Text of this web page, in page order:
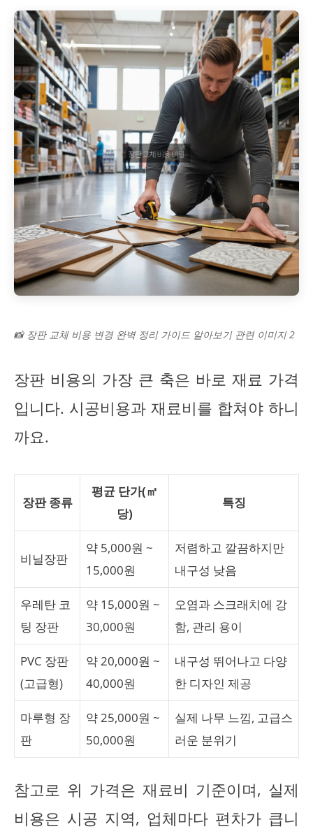
📸 장판 교체 비용 변경 완벽 정리 가이드 알아보기 관련 이미지 2
장판 비용의 가장 큰 축은 바로 재료 가격
입니다. 시공비용과 재료비를 합쳐야 하니
까요.
장판 종류
평균 단가(㎡
당)
특징
비닐장판
약 5,000원 ~
15,000원
저렴하고 깔끔하지만
내구성 낮음
우레탄 코
팅 장판
약 15,000원 ~
30,000원
오염과 스크래치에 강
함, 관리 용이
PVC 장판
(고급형)
약 20,000원 ~
40,000원
내구성 뛰어나고 다양
한 디자인 제공
마루형 장
판
약 25,000원 ~
50,000원
실제 나무 느낌, 고급스
러운 분위기
참고로 위 가격은 재료비 기준이며, 실제
비용은 시공 지역, 업체마다 편차가 큽니